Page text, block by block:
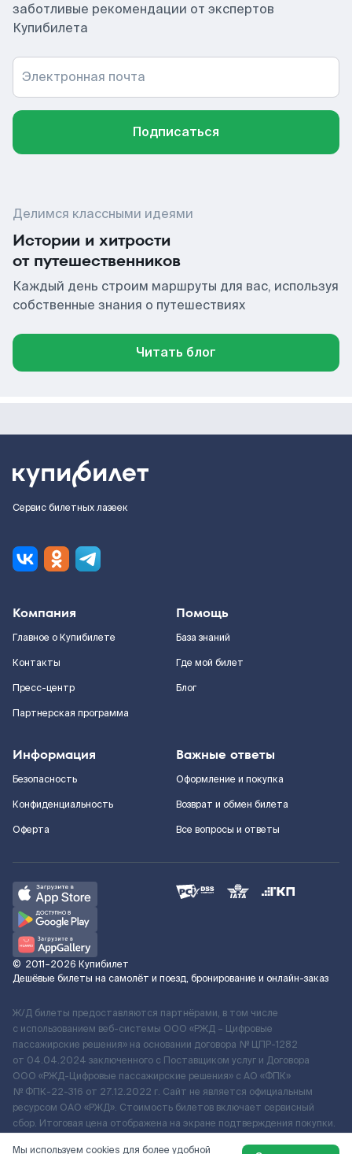
заботливые рекомендации от экспертов
Купибилета
Электронная почта
Подписаться
Делимся классными идеями
Истории и хитрости
от путешественников
Каждый день строим маршруты для вас, используя
собственные знания о путешествиях
Читать блог
Сервис билетных лазеек
Компания
Главное о Купибилете
Контакты
Пресс-центр
Партнерская программа
Помощь
База знаний
Где мой билет
Блог
Информация
Безопасность
Конфиденциальность
Оферта
Важные ответы
Оформление и покупка
Возврат и обмен билета
Все вопросы и ответы
© 2011–2026 Купибилет
Дешёвые билеты на самолёт и поезд, бронирование и онлайн-заказ
Ж/Д билеты предоставляются партнёрами, в том числе
с использованием веб-системы ООО «РЖД – Цифровые
пассажирские решения» на основании договора № ЦПР-1282
от 04.04.2024 заключенного с Поставщиком услуг и Договора
ООО «РЖД-Цифровые пассажирские решения» c АО «ФПК»
№ ФПК-22-316 от 27.12.2022 г. Сайт не является официальным
ресурсом ОАО «РЖД». Стоимость билетов включает сервисный
сбор. Итоговая цена отображена на экране подтверждения покупки.
Мы используем cookies для более удобной